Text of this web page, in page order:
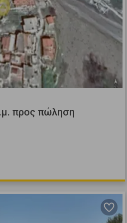
Next
προς πώληση